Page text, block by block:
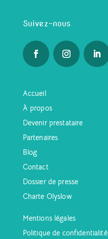
Suivez-nous
Accueil
À propos
Devenir prestataire
Partenaires
Blog
Contact
Dossier de presse
Charte Olyslow
Mentions légales
Politique de confidentialité